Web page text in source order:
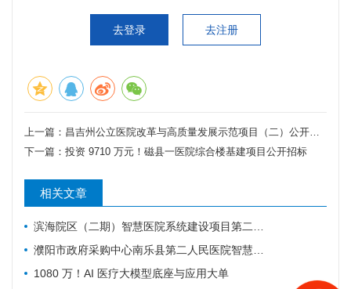
去登录 去注册
上一篇： 昌吉州公立医院改革与高质量发展示范项目（二）公开招标公告
下一篇： 投资 9710 万元！磁县一医院综合楼基建项目公开招标
相关文章
滨海院区（二期）智慧医院系统建设项目第二阶段重症、麻醉建设公开招标招标公告
濮阳市政府采购中心南乐县第二人民医院智慧医院及医疗设备采购项目（二次）公开招标公告
1080 万！AI 医疗大模型底座与应用大单